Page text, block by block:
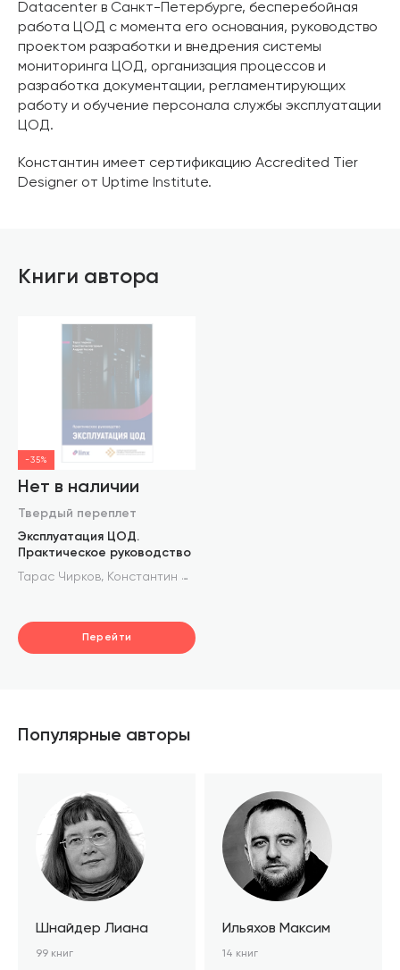
Datacenter в Санкт-Петербурге, бесперебойная
работа ЦОД с момента его основания, руководство
проектом разработки и внедрения системы
мониторинга ЦОД, организация процессов и
разработка документации, регламентирующих
работу и обучение персонала службы эксплуатации
ЦОД.
Константин имеет сертификацию Accredited Tier
Designer от Uptime Institute.
Книги автора
-35%
Нет в наличии
Твердый переплет
Эксплуатация ЦОД.
Практическое руководство
Тарас Чирков, Константин Нагорный
Перейти
Популярные авторы
Шнайдер Лиана
99 книг
Ильяхов Максим
14 книг